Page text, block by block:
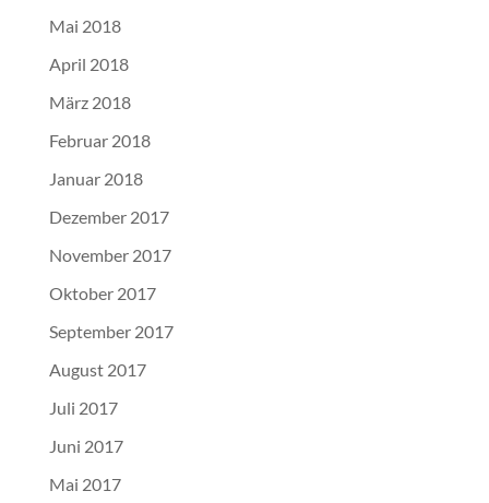
Mai 2018
April 2018
März 2018
Februar 2018
Januar 2018
Dezember 2017
November 2017
Oktober 2017
September 2017
August 2017
Juli 2017
Juni 2017
Mai 2017